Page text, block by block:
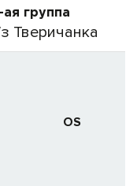
группа
Тверичанка
OS